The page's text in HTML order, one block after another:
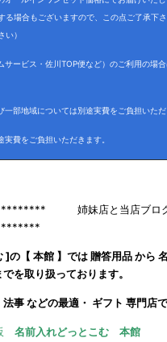
る場合もございますので、この点ご了承下
）
ービス・佐川TOP便など）のご利用の場
部地域については別途実費をご負担いただ
費をご負担いただきます。
姉妹店と当店ブ
]の【 本館 】では 贈答用品 から
を取り扱っております。
事 などの最適・ ギフト 専門店で
名前入れどっとこむ 本館